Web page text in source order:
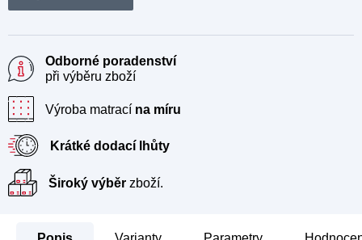
Odborné poradenství
při výběru zboží
Výroba matrací na míru
Krátké dodací lhůty
Široký výběr zboží.